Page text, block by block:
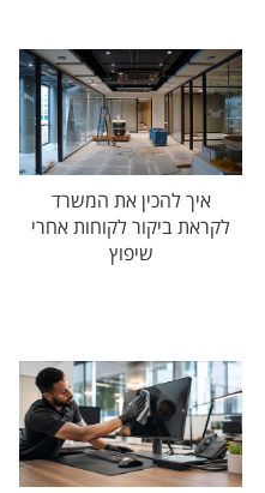
איך להכין את המשרד
לקראת ביקור לקוחות אחרי
שיפוץ